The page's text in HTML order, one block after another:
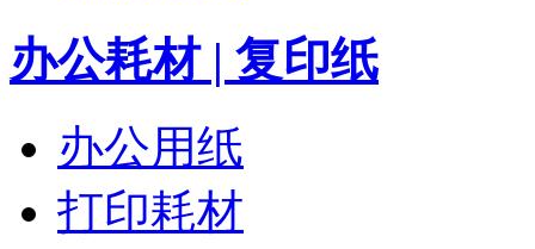
办公耗材 | 复印纸
办公用纸
打印耗材